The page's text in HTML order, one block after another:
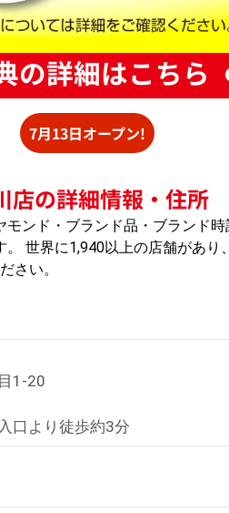
の詳細はこちら
7月13日オープン!
店の詳細情報・住所
モンド・ブランド品・ブランド
世界に1,940以上の店舗があり
さい。
1-20
口より徒歩約3分